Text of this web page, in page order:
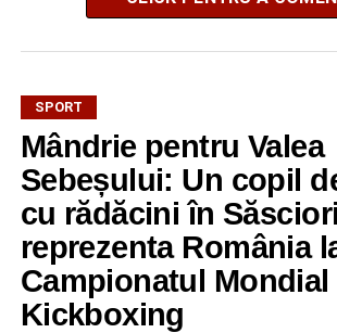
SPORT
Mândrie pentru Valea
Sebeșului: Un copil
cu rădăcini în
reprezenta România
Campionatul Mondial
Kickboxing